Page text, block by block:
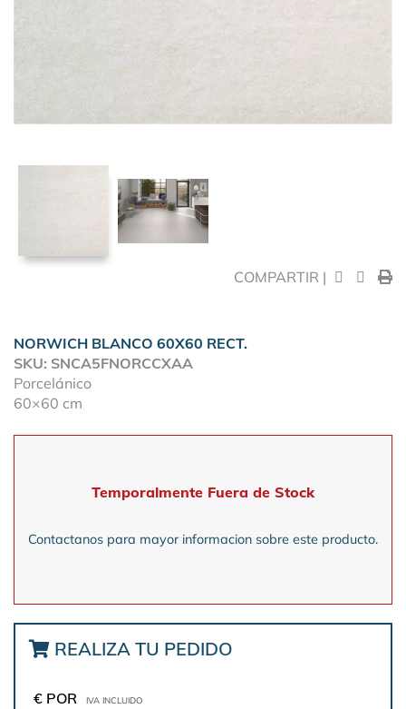
COMPARTIR |
NORWICH BLANCO 60X60 RECT.
SKU: SNCA5FNORCCXAA
Porcelánico
60×60 cm
Temporalmente Fuera de Stock
Contactanos para mayor informacion sobre este producto.
REALIZA TU PEDIDO
€ POR IVA INCLUIDO